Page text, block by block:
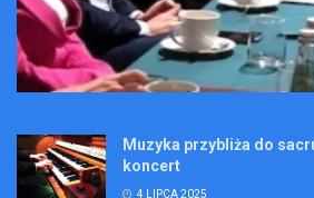
Muzyka przybliża do
koncert
4 LIPCA 2025